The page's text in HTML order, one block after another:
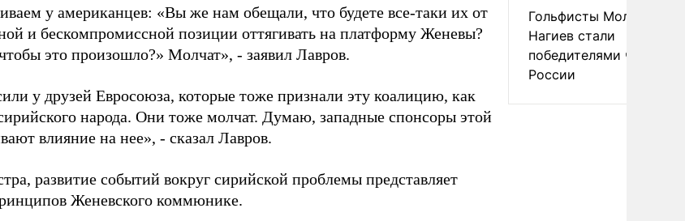
у американцев: «Вы же нам обещали, что будете все-таки их от
и бескомпромиссной позиции оттягивать на платформу Женевы?
это произошло?» Молчат», - заявил Лавров.
у друзей Евросоюза, которые тоже признали эту коалицию, как
народа. Они тоже молчат. Думаю, западные спонсоры этой
влияние на нее», - сказал Лавров.
развитие событий вокруг сирийской проблемы представляет
Женевского коммюнике.
Гольфисты
Нагиев стали
победителями
России